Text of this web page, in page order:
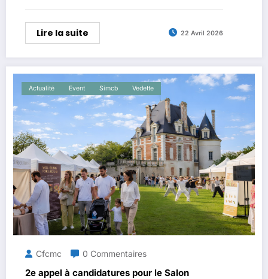
Lire la suite 22 Avril 2026
Actualité Event Simcb Vedette
Cfcmc 0 Commentaires
2e appel à candidatures pour le Salon